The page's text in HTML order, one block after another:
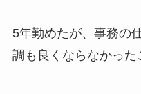
5年勤めたが、事務の
調も良くならなかった